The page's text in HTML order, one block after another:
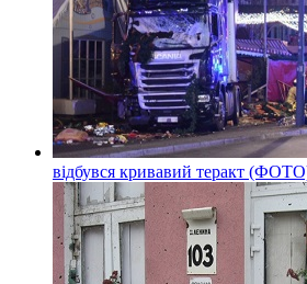
відбувся кривавий теракт